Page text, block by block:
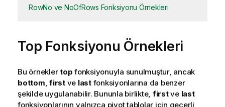
RowNo ve NoOfRows Fonksiyonu Örnekleri
Top Fonksiyonu Örnekleri
Bu örneklertop fonksiyonuyla sunulmuştur, ancak
bottom firstve lastfonksiyonlarına da benzer
şekilde uygulanabilir. Bununla birlikte, firstve last
fonksiyonlarının yalnızca pivot tablolar için geçerli